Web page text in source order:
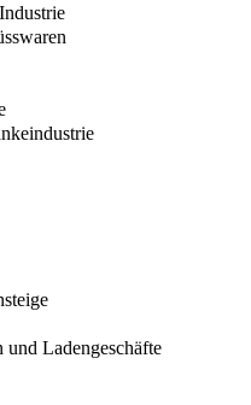
Ladengeschäfte